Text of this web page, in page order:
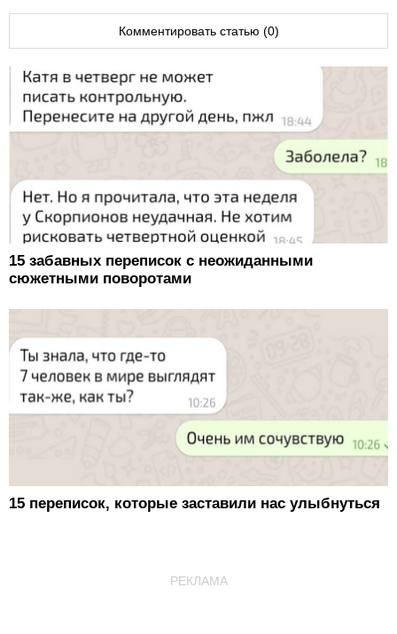
Комментировать статью (0)
15 забавных переписок с неожиданными
сюжетными поворотами
15 переписок, которые заставили нас улыбнуться
РЕКЛАМА